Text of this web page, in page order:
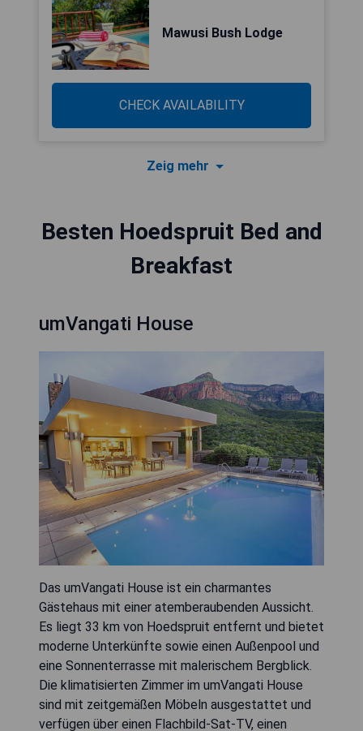
Mawusi Bush Lodge
CHECK AVAILABILITY
Zeig mehr
Besten Hoedspruit Bed and
Breakfast
umVangati House
Das umVangati House ist ein charmantes
Gästehaus mit einer atemberaubenden Aussicht.
Es liegt 33 km von Hoedspruit entfernt und bietet
moderne Unterkünfte sowie einen Außenpool und
eine Sonnenterrasse mit malerischem Bergblick.
Die klimatisierten Zimmer im umVangati House
sind mit zeitgemäßen Möbeln ausgestattet und
verfügen über einen Flachbild-Sat-TV, einen